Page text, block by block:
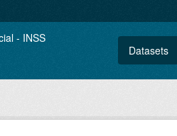
Datasets